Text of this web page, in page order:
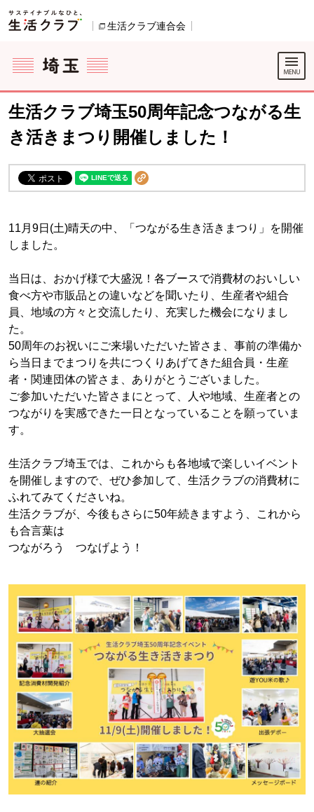
ページの先頭です。
生活クラブ連合会
ここからサイト内共通メニューです。
サイト内共通メニューをスキップする
サイト内共通メニューここまで。
生活クラブ埼玉50周年記念つながる生
き活きまつり開催しました！
11月9日(土)晴天の中、「つながる生き活きまつり」を開催
しました。
当日は、おかげ様で大盛況！各ブースで消費材のおいしい
食べ方や市販品との違いなどを聞いたり、生産者や組合
員、地域の方々と交流したり、充実した機会になりまし
た。
50周年のお祝いにご来場いただいた皆さま、事前の準備か
ら当日までまつりを共につくりあげてきた組合員・生産
者・関連団体の皆さま、ありがとうございました。
ご参加いただいた皆さまにとって、人や地域、生産者との
つながりを実感できた一日となっていることを願っていま
す。
生活クラブ埼玉では、これからも各地域で楽しいイベント
を開催しますので、ぜひ参加して、生活クラブの消費材に
ふれてみてくださいね。
生活クラブが、今後もさらに50年続きますよう、これから
も合言葉は
つながろう つなげよう！